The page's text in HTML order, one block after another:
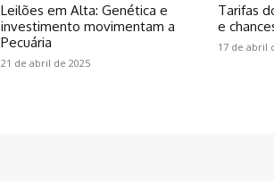
Leilões em Alta: Genética e
investimento movimentam a
Pecuária
21 de abril de 2025
Tarifas
e
17 de abril